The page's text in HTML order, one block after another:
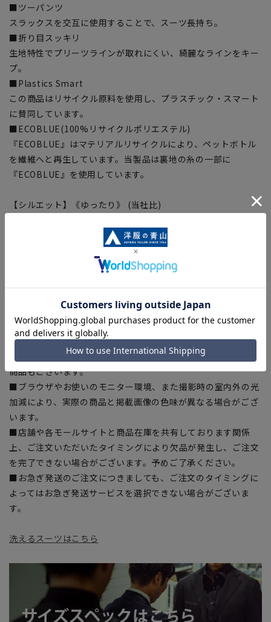
■ツーパンツ
スラックスを交互に使用することで、スーツ長持ち。
■折り目スッキリ
生地特性でプリーツラインが取れにくい、綺麗なラインをキー
プ。
■Plastics Smart
この商品はリサイクル原料を使用し、プラスチック・スマート
に賛同しています。
■ECOBLUE(100%リサイクルポリエステル)
『ECOBLUE』はマテリアルリサイクルにより、ペットボトル
を繊維へと再生しています。当製品は裏地の糸の一部に
『ECOBLUE』を使用しています。
【シルエット】《ゆったり》 (当社比)
■商品画像はサンプルのため、色味やサイズ等の仕様に変更が
ある場合がございますので、予めご了承ください。
■生地や仕様・デザインにより、着用感や実際のサイズ表に若
干の誤差が生じる場合がございます。予めご了承ください。
■サイズスペックは仕上がりサイズを記載しております。一
部、商品現物におすすめサイズ(ヌードサイズ)を記載している
商品もございます。
■ブラウザやお使いのモニター環境、また撮影時の室内外の光
加減により、実際の商品と掲載画像の色味が異なる場合がござ
います。
■店舗や各モールサイトと商品在庫を共有しております関係
上、ご注文いただいたタイミングにより欠品が発生し、ご注文
を完了できない場合がございます。予めご了承ください。
■お急ぎ発送のご注文につきましても、ご注文のタイミングに
よってはお急ぎ発送サービスを選択できない場合がございま
す。
洗えるスーツはこちら